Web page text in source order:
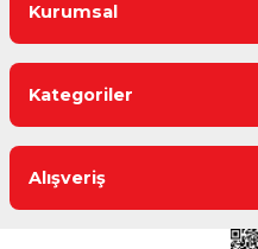
Kurumsal
Kategoriler
Alışveriş